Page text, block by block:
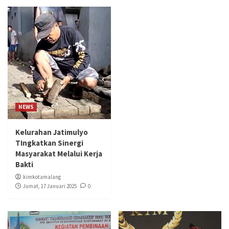
NEWS
Kelurahan Jatimulyo
TIngkatkan Sinergi
Masyarakat Melalui Kerja
Bakti
kimkotamalang
Jumat, 17 Januari 2025
0